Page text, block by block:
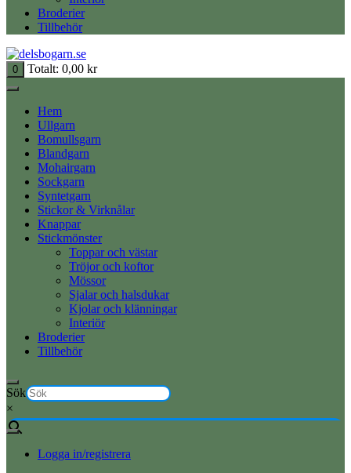
Broderier
Tillbehör
0 Totalt: 0,00 kr
Hem
Ullgarn
Bomullsgarn
Blandgarn
Mohairgarn
Sockgarn
Syntetgarn
Stickor & Virknålar
Knappar
Stickmönster
Toppar och västar
Tröjor och koftor
Mössor
Sjalar och halsdukar
Kjolar och klänningar
Interiör
Broderier
Tillbehör
Sök
×
Logga in/registrera